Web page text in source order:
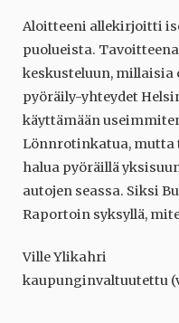
Aloitteeni allekirjoitti
puolueista.
keskusteluun, millaisia
pyöräily-yhteydet
käyttämään
Lönnrotinkatua, mutta
halua pyöräillä
autojen seassa. Siksi
Raportoin syksyllä,
Ville Ylikahri
kaupunginvaltuutettu